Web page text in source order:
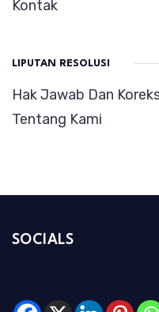
Kontak
LIPUTAN RESOLUSI
Hak Jawab Dan
Tentang Kami
SOCIALS